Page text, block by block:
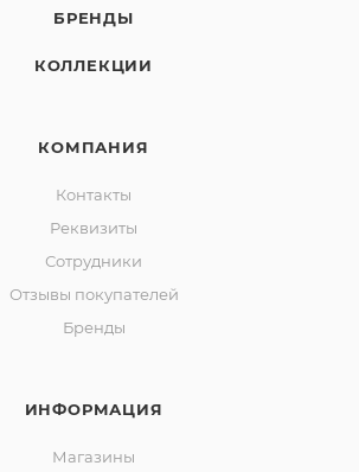
БРЕНДЫ
КОЛЛЕКЦИИ
КОМПАНИЯ
Контакты
Реквизиты
Сотрудники
Отзывы покупателей
Бренды
ИНФОРМАЦИЯ
Магазины